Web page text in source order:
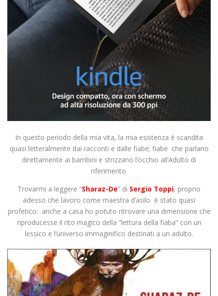
In questo periodo della mia vita, la mia esistenza è scandita
quasi letteralmente dai racconti e dalle fiabe; fiabe che parlano
direttamente ai bambini e strizzano l’occhio all’Adulto di
riferimento.
Trovarmi a leggere “Sharaz-De” di Sergio Toppi, proprio
adesso che lavoro come maestra d’asilo è stato quasi
profetico: anche a casa ho potuto ritrovare una dimensione che
riproducesse il rito magico della “lettura della fiaba” con un
lessico e l’universo immaginifico destinati a un adulto.